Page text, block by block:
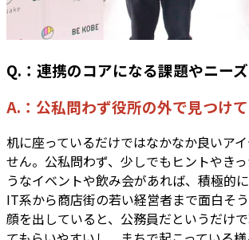
Q.：連携のコアになる課題やニー
A.：公私問わず役所の外で見つけて
机に座っているだけではなかなか良いア
せん。公私問わず、少しでもヒントやき
うなイベントや飲み会があれば、積極的に
IT系から商店街の若い経営者まで面白そ
顔を出していると、公務員だというだけ